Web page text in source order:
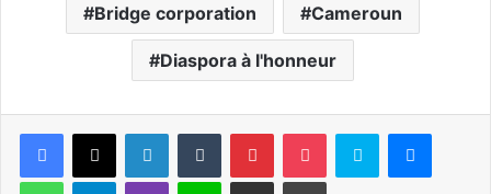
Bridge corporation Cameroun
Diaspora à l'honneur
Facebook
X LinkedinTumblr PinterestPocket Skype
WhatsAppTelegramViber Ligne Partager par email Imprimer